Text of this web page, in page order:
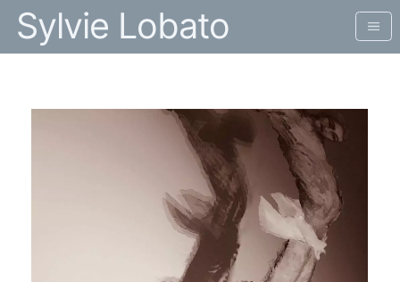
Sylvie Lobato